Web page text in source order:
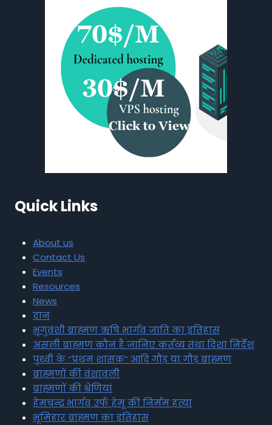
Quick Links
About us
Contact Us
Events
Resources
News
दान
भृगुवंशी ब्राह्मण ऋषि भार्गव जाति का इतिहास
असली ब्राह्मण कौन है जानिए कर्तव्य तथा दिशा निर्देश
पृथ्वी के “प्रथम शासक” आदि गौड़ या गौड़ ब्राह्मण
ब्राह्मणों की वंशावली
ब्राह्मणों की श्रेणियां
हेमचन्द्र भार्गव उर्फ हेमू की निर्मम हत्या
भूमिहार ब्राह्मण का इतिहास